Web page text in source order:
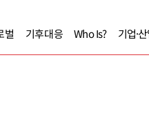
벌 기후대응 Who Is? 기업·